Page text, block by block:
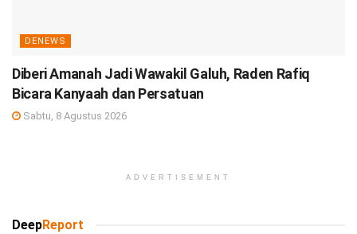
DENEWS
Diberi Amanah Jadi Wawakil Galuh, Raden Rafiq
Bicara Kanyaah dan Persatuan
Sabtu, 8 Agustus 2026
ADVERTISEMENT
DeepReport